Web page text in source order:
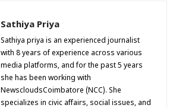
Sathiya Priya
Sathiya priya is an experienced journalist
with 8 years of experience across various
media platforms, and for the past 5 years
she has been working with
NewscloudsCoimbatore (NCC). She
specializes in civic affairs, social issues, and